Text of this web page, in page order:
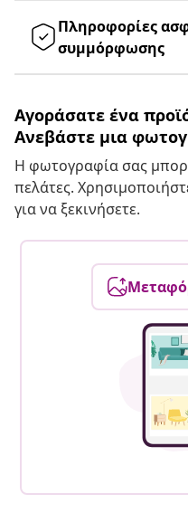
Πληροφορίες
συμμόρφωσης
Αγοράσατε ένα
Ανεβάστε μια
Η φωτογραφία σας
πελάτες.
για να ξεκινήσετε.